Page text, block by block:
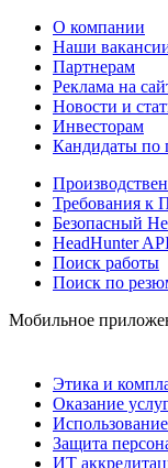
О компании
Наши
Партнерам
Реклама на
Новости и
Инвесторам
Кандидаты по
Требования к
Безопасный
HeadHunter
Поиск работы
Поиск по
Мобильное
Этика и
Оказание
Защита
ИТ